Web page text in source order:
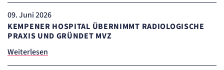
09. Juni 2026
KEMPENER HOSPITAL ÜBERNIMMT RADIOLOGISCHE
PRAXIS UND GRÜNDET MVZ
Weiterlesen
Cookie Laufzeit:
Content-Management-System-
Cookie
fe_typo_user